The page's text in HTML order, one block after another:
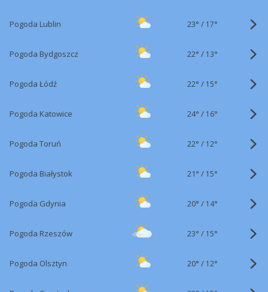
Pogoda Lublin 23° / 17°
Pogoda Bydgoszcz 22° / 13°
Pogoda Łódź 22° / 15°
Pogoda Katowice 24° / 16°
Pogoda Toruń 22° / 12°
Pogoda Białystok 21° / 15°
Pogoda Gdynia 20° / 14°
Pogoda Rzeszów 23° / 15°
Pogoda Olsztyn 20° / 12°